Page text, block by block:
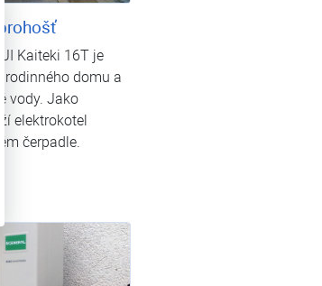
Kaiteki 16T je
domu a
vody. Jako
elektrokotel
čerpadle.